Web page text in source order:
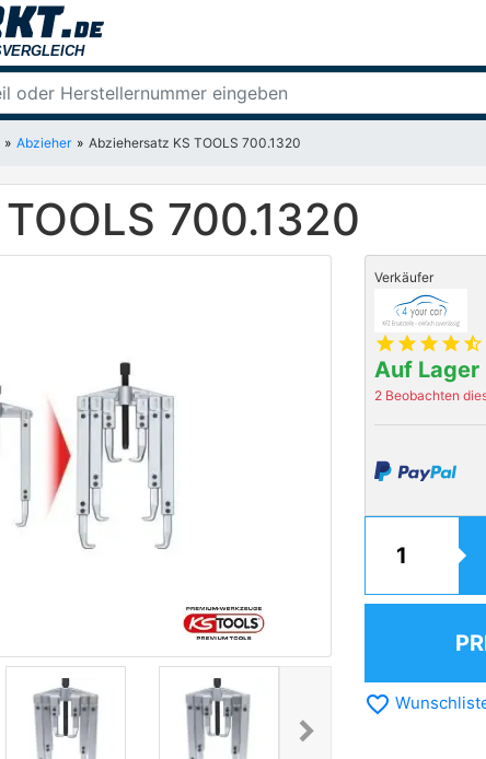
Abzieher Abziehersatz KS TOOLS 700.1320
700.1320
chevron_right
Next
Verkäufer
star star star star star_half
Auf Lager
2 Beobachten
favorite_border